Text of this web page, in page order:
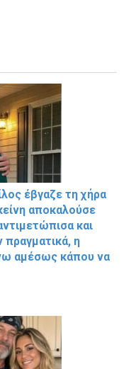
έβγαζε τη χήρα
αποκαλούσε
και
η
αμέσως κάπου να